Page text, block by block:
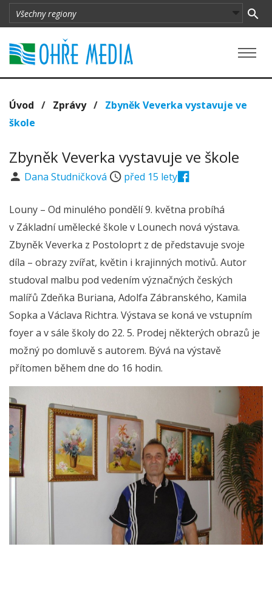
Úvod / Zprávy/ Zbyněk Veverka vystavuje ve
škole
Zbyněk Veverka vystavuje ve škole
Dana Studničková před 15 lety
Louny – Od minulého pondělí 9. května probíhá
v Základní umělecké škole v Lounech nová výstava.
Zbyněk Veverka z Postoloprt z de představuje svoje
díla – obrazy zvířat, květin i krajinných motivů. Autor
studoval malbu pod vedením význačných českých
malířů Zdeňka Buriana, Adolfa Zábranského, Kamila
Sopka a Václava Richtra. Výstava se koná ve vstupním
foyer a v sále školy do 22. 5. Prodej některých obrazů je
možný po domluvě s autorem. Bývá na výstavě
přítomen během dne do 16 hodin.